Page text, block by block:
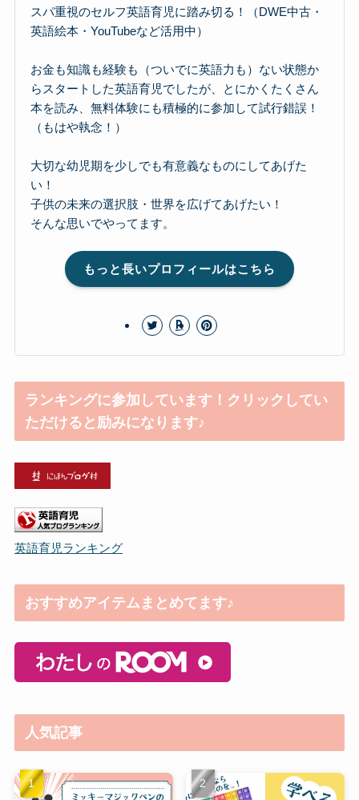
スパ重視のセルフ英語育児に踏み切る！（DWE中古・
英語絵本・YouTubeなど活用中）
お金も知識も経験も（ついでに英語力も）ない状態か
らスタートした英語育児でしたが、とにかくたくさん
本を読み、無料体験にも積極的に参加して試行錯誤！
（もはや執念！）
大切な幼児期を少しでも有意義なものにしてあげた
い！
子供の未来の選択肢・世界を広げてあげたい！
そんな思いでやってます。
もっと長いプロフィールはこちら
ランキングに参加しています！クリックしてい
ただけると励みになります♪
英語育児ランキング
おすすめアイテムまとめてます♪
人気記事